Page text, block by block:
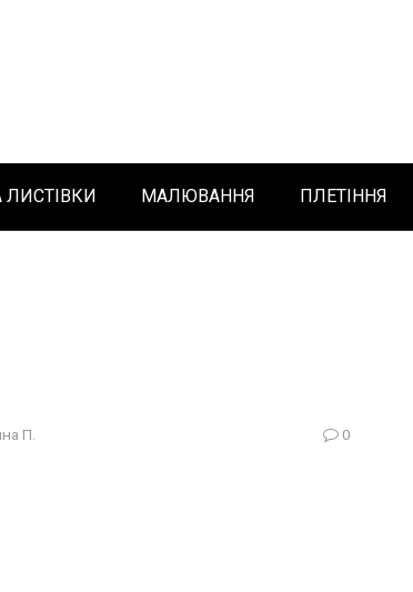
МАЛЮВАННЯ ПЛЕТІННЯ
П. 0